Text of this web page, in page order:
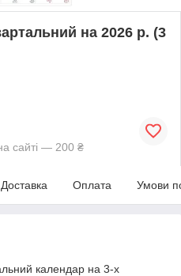
на 2026 р. (3
сайті — 200 ₴
Доставка Оплата Умови
календар на 3-х